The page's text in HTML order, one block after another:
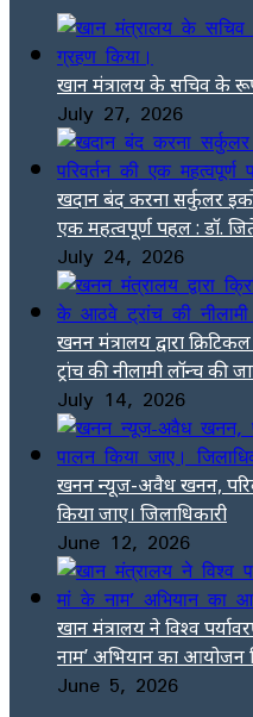
खान मंत्रालय के सचिव के
July 27, 2026
खदान बंद करना सर्कुलर
एक महत्वपूर्ण पहल : डॉ.
July 24, 2026
खनन मंत्रालय द्वारा
ट्रांच की नीलामी लॉन्च की
July 14, 2026
खनन न्यूज-अवैध खनन,
किया जाए। जिलाधिकारी
June 12, 2026
खान मंत्रालय ने विश्व
नाम’ अभियान का आयोजन
June 5, 2026